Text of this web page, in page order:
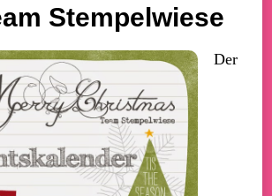
Stempelwiese
Der